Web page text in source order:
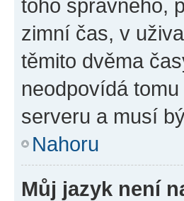
toho správného,
zimní čas, v
těmito dvěma
neodpovídá
serveru a musí
Nahoru
Můj jazyk není